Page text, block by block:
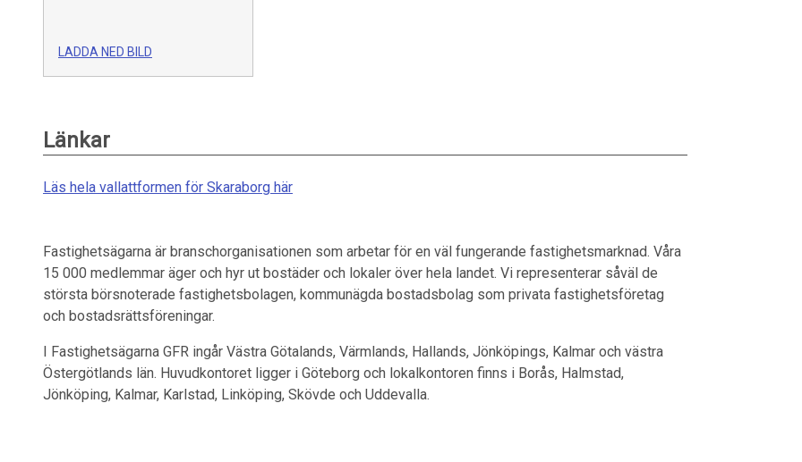
LADDA NED BILD
Länkar
Läs hela vallattformen för Skaraborg här
Fastighetsägarna är branschorganisationen som arbetar för en väl fungerande fastighetsmarknad. Våra
15 000 medlemmar äger och hyr ut bostäder och lokaler över hela landet. Vi representerar såväl de
största börsnoterade fastighetsbolagen, kommunägda bostadsbolag som privata fastighetsföretag
och bostadsrättsföreningar.
I Fastighetsägarna GFR ingår Västra Götalands, Värmlands, Hallands, Jönköpings, Kalmar och västra
Östergötlands län. Huvudkontoret ligger i Göteborg och lokalkontoren finns i Borås, Halmstad,
Jönköping, Kalmar, Karlstad, Linköping, Skövde och Uddevalla.